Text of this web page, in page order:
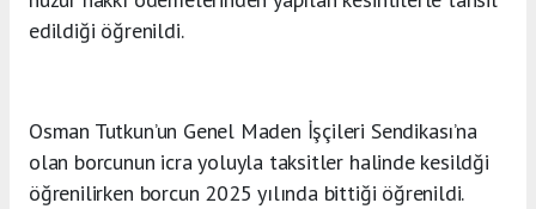
edildiği öğrenildi.
Osman Tutkun’un Genel Maden İşçileri Sendikası’na
olan borcunun icra yoluyla taksitler halinde kesildği
öğrenilirken borcun 2025 yılında bittiği öğrenildi.